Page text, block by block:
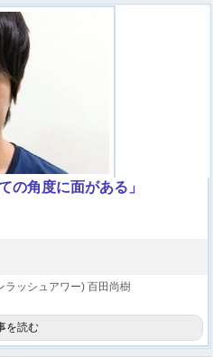
の角度に面がある」
ラッシュアワー) 百田尚樹
を読む